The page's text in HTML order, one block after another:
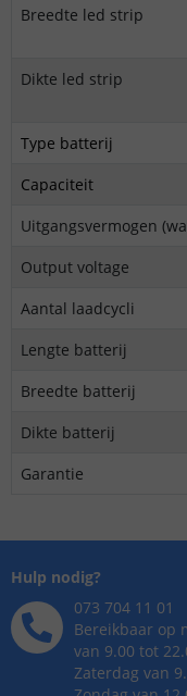
Breedte led strip
Dikte led strip
Type batterij
Capaciteit
Uitgangsvermogen
Output voltage
Aantal laadcycli
Lengte batterij
Breedte batterij
Dikte batterij
Garantie
Hulp nodig?
073 704 11 01
Bereikbaar op
van 9.00 tot
Zaterdag van